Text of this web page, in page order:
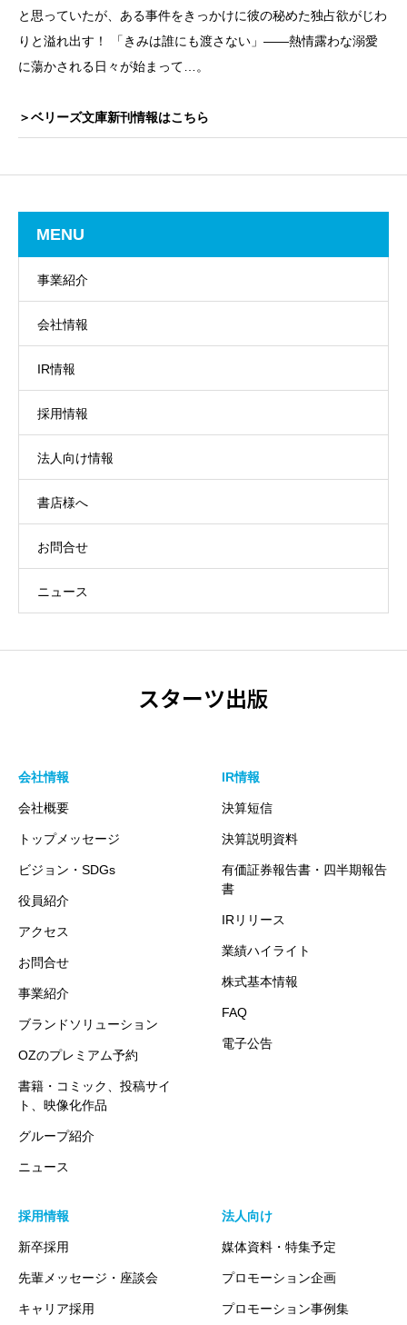
と思っていたが、ある事件をきっかけに彼の秘めた独占欲がじわ
りと溢れ出す！ 「きみは誰にも渡さない」――熱情露わな溺愛
に蕩かされる日々が始まって…。
＞ベリーズ文庫新刊情報はこちら
MENU
事業紹介
会社情報
IR情報
採用情報
法人向け情報
書店様へ
お問合せ
ニュース
スターツ出版
会社情報
会社概要
トップメッセージ
ビジョン・SDGs
役員紹介
アクセス
お問合せ
事業紹介
ブランドソリューション
OZのプレミアム予約
書籍・コミック、投稿サイ
ト、映像化作品
グループ紹介
ニュース
IR情報
決算短信
決算説明資料
有価証券報告書・四半期報告
書
IRリリース
業績ハイライト
株式基本情報
FAQ
電子公告
採用情報
新卒採用
先輩メッセージ・座談会
キャリア採用
法人向け
媒体資料・特集予定
プロモーション企画
プロモーション事例集